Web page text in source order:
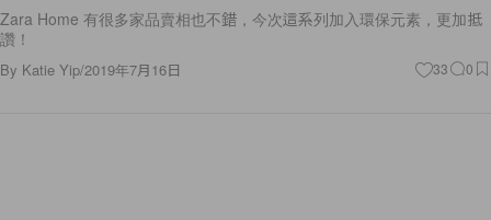
Zara Home 有很多家品賣相也不錯，今次這系列加入環保元素，更加抵
讚！
By Katie Yip/2019年7月16日 33 0